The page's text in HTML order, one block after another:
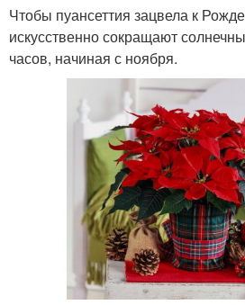
Чтобы пуансеттия зацвела к
искусственно сокращают
часов, начиная с ноября.